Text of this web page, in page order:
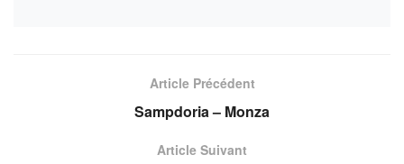
Article Précédent
Sampdoria – Monza
Article Suivant